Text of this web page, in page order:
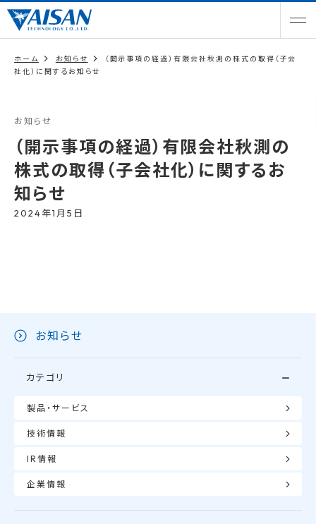
ホーム お知らせ
（開示事項の経過）有限会社秋測の株式の取得（子会
社化）に関するお知らせ
お知らせ
（開示事項の経過）有限会社秋測の
株式の取得（子会社化）に関するお
知らせ
2024年1月5日
お知らせ
カテゴリ
製品・サービス
技術情報
IR情報
企業情報